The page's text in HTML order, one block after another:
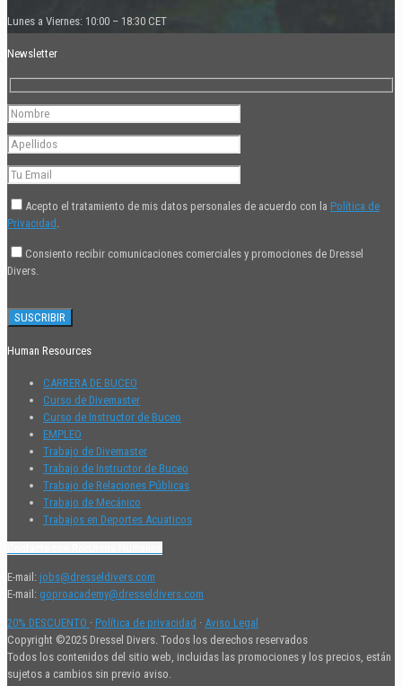
Lunes a Viernes: 10:00 – 18:30 CET
Newsletter
Acepto el tratamiento de mis datos personales de acuerdo con la Política de
Privacidad
Consiento recibir comunicaciones comerciales y promociones de Dressel
Divers.
Human Resources
CARRERA DE BUCEO
Curso de Divemaster
Curso de Instructor de Buceo
EMPLEO
Trabajo de Divemaster
Trabajo de Instructor de Buceo
Trabajo de Relaciones Públicas
Trabajo de Mecánico
Trabajos en Deportes Acuaticos
E-mail: jobs@dresseldivers.com
E-mail: goproacademy@dresseldivers.com
20% DESCUENTO · Política de privacidad · Aviso Legal
Copyright ©2025 Dressel Divers. Todos los derechos reservados
Todos los contenidos del sitio web, incluidas las promociones y los precios, están
sujetos a cambios sin previo aviso.